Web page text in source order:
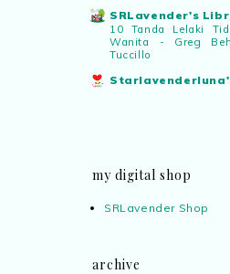
SRLavender's
10 Tanda Lelaki
Wanita - Greg
Tuccillo
my digital shop
SRLavender Shop
archive